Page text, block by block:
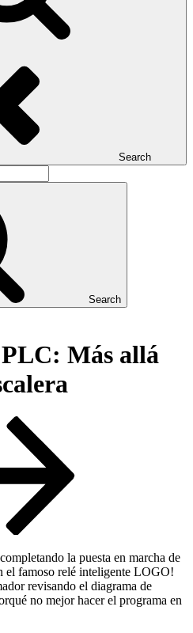
Search
Search
Más allá
la puesta en marcha de
el famoso relé inteligente LOGO!
revisando el diagrama de
no mejor hacer el programa en